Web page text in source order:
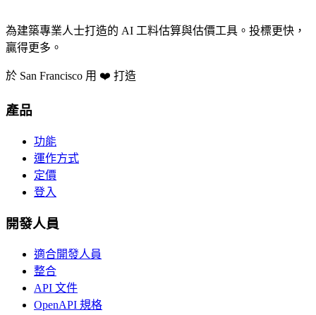
為建築專業人士打造的 AI 工料估算與估價工具。投標更快，
贏得更多。
於 San Francisco 用 ❤️ 打造
產品
功能
運作方式
定價
登入
開發人員
適合開發人員
整合
API 文件
OpenAPI 規格